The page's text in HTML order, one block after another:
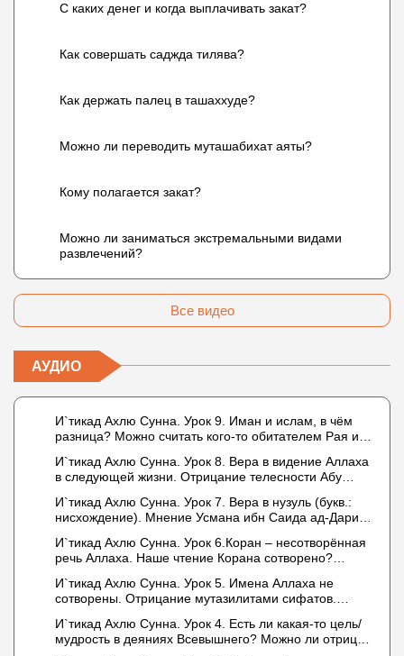
С каких денег и когда выплачивать закат?
Как совершать саджда тилява?
Как держать палец в ташаххуде?
Можно ли переводить муташабихат аяты?
Кому полагается закат?
Можно ли заниматься экстремальными видами
развлечений?
Все видео
АУДИО
И`тикад Ахлю Сунна. Урок 9. Иман и ислам, в чём
разница? Можно считать кого-то обитателем Рая или
И`тикад Ахлю Сунна. Урок 8. Вера в видение Аллаха
в следующей жизни. Отрицание телесности Абу
Усмана ибн Саида ад-Дарими. Иман – это слова,
дела и познание
И`тикад Ахлю Сунна. Урок 7. Вера в нузуль (букв.:
нисхождение). Мнение Усмана ибн Саида ад-Дарими
описывается физическим движением?
И`тикад Ахлю Сунна. Урок 6.Коран – несотворённая
речь Аллаха. Наше чтение Корана сотворено?
И`тикад Ахлю Сунна. Урок 5. Имена Аллаха не
сотворены. Отрицание мутазилитами сифатов.
И`тикад Ахлю Сунна. Урок 4. Есть ли какая-то цель/
мудрость в деяниях Всевышнего? Можно ли отрицать